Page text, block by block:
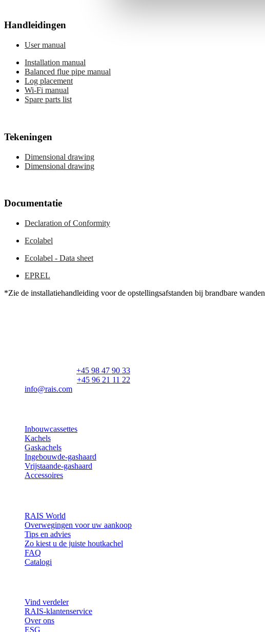
Handleidingen
User manual
Installation manual
Balanced flue pipe manual
Log placement
Wi-Fi manual
Spare parts list
Tekeningen
Dimensional drawing
Dimensional drawing
Documentatie
Declaration of Conformity
Ecolabel
Ecolabel - Data sheet
EPREL
*Zie de installatiehandleiding voor de opstellingsafstanden bij brandbare wanden
+45 98 47 90 33
+45 96 21 11 22
info@rais.com
Inbouwcassettes
Kachels
Gaskachels
Ingebouwde-gashaard
Vrijstaande-gashaard
Accessoires
RAIS World
Overwegingen voor uw aankoop
Tips en advies
Zo kiest u de juiste houtkachel
FAQ
Catalogi
Vind verdeler
RAIS-klantenservice
Over ons
ESG